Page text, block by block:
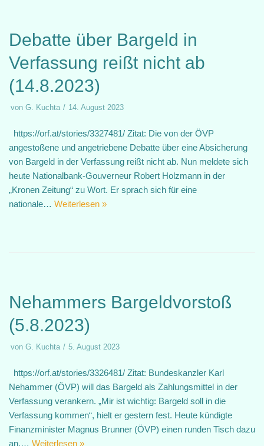
Debatte über Bargeld in
Verfassung reißt nicht ab
(14.8.2023)
von G. Kuchta 14. August 2023
https://orf.at/stories/3327481/ Zitat: Die von der ÖVP
angestoßene und angetriebene Debatte über eine Absicherung
von Bargeld in der Verfassung reißt nicht ab. Nun meldete sich
heute Nationalbank-Gouverneur Robert Holzmann in der
„Kronen Zeitung“ zu Wort. Er sprach sich für eine
nationale… Weiterlesen »
Nehammers Bargeldvorstoß
(5.8.2023)
von G. Kuchta 5. August 2023
https://orf.at/stories/3326481/ Zitat: Bundeskanzler Karl
Nehammer (ÖVP) will das Bargeld als Zahlungsmittel in der
Verfassung verankern. „Mir ist wichtig: Bargeld soll in die
Verfassung kommen“, hielt er gestern fest. Heute kündigte
Finanzminister Magnus Brunner (ÖVP) einen runden Tisch dazu
an.… Weiterlesen »